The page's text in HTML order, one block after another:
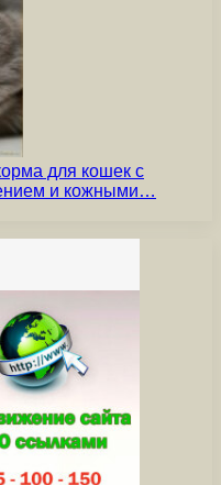
для кошек с
и кожными…